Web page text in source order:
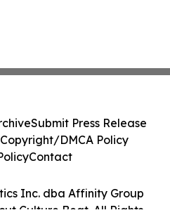
Inc. dba Affinity Group
Culture Beat. All Rights
Submit Press Release
Copyright/DMCA Policy
Contact